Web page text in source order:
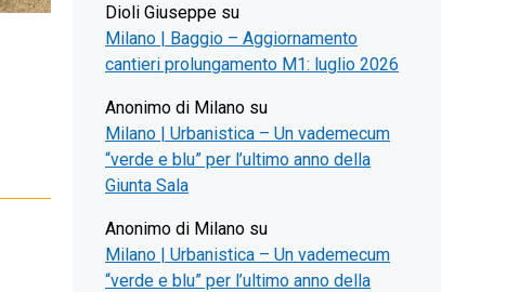
Dioli Giuseppe su
Milano | Baggio – Aggiornamento
cantieri prolungamento M1: luglio 2026
Anonimo di Milano su
Milano | Urbanistica – Un vademecum
“verde e blu” per l’ultimo anno della
Giunta Sala
Anonimo di Milano su
Milano | Urbanistica – Un vademecum
“verde e blu” per l’ultimo anno della